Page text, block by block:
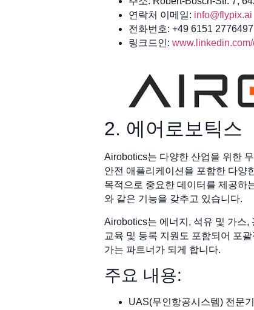
연락처 이메일: info@flypix.ai
전화번호: +49 6151 2776497
링크드인:
2. 에어로보틱스
Airobotics는 다양한 산업을 위한
안전 애플리케이션을 포함한 다양
목적으로 중요한 데이터를 제공하
와 같은 기능을 갖추고 있습니다.
Airobotics는 에너지, 석유 및 가스,
교육 및 등록 지원도 포함되어 포
가는 파트너가 되게 합니다.
주요 내용:
UAS(무인항공시스템) 전문